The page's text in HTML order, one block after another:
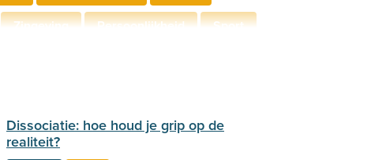
Zingeving Persoonlijkheid
Sport
Dissociatie: hoe houd je grip op de
realiteit?